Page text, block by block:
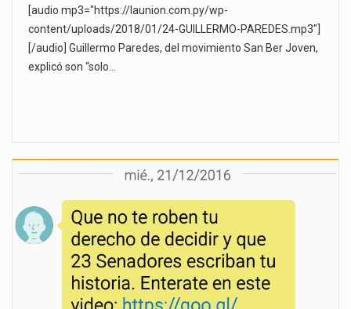
[audio mp3="https://launion.com.py/wp-
content/uploads/2018/01/24-GUILLERMO-PAREDES.mp3"]
[/audio] Guillermo Paredes, del movimiento San Ber Joven,
explicó son “solo…